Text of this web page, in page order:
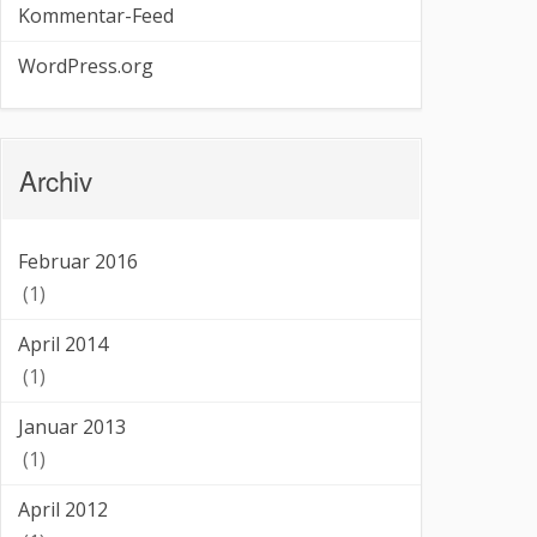
Kommentar-Feed
WordPress.org
Archiv
Februar 2016
(1)
April 2014
(1)
Januar 2013
(1)
April 2012